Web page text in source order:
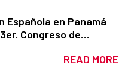
Española en Panamá
Española en Panamá
Congreso de
en la naturaleza
READ MORE